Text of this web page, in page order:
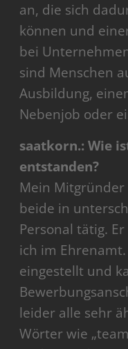
an, die sich
können und
bei
sind Menschen
Ausbildung,
Nebenjob oder
saatkorn.: Wie
entstanden?
Mein
beide in
Personal tätig.
ich im
eingestellt und
leider alle sehr
Wörter wie